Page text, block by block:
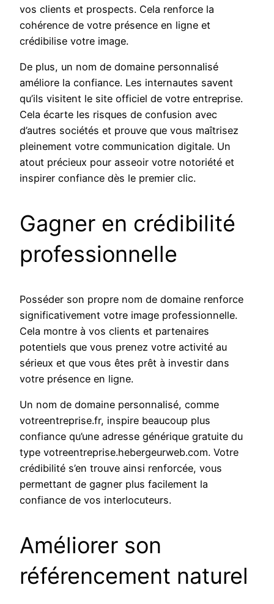
vos clients et prospects. Cela renforce la
cohérence de votre présence en ligne et
crédibilise votre image.
De plus, un nom de domaine personnalisé
améliore la confiance. Les internautes savent
qu’ils visitent le site officiel de votre entreprise.
Cela écarte les risques de confusion avec
d’autres sociétés et prouve que vous maîtrisez
pleinement votre communication digitale. Un
atout précieux pour asseoir votre notoriété et
inspirer confiance dès le premier clic.
Gagner en crédibilité
professionnelle
Posséder son propre nom de domaine renforce
significativement votre image professionnelle.
Cela montre à vos clients et partenaires
potentiels que vous prenez votre activité au
sérieux et que vous êtes prêt à investir dans
votre présence en ligne.
Un nom de domaine personnalisé, comme
votreentreprise.fr, inspire beaucoup plus
confiance qu’une adresse générique gratuite du
type votreentreprise.hebergeurweb.com. Votre
crédibilité s’en trouve ainsi renforcée, vous
permettant de gagner plus facilement la
confiance de vos interlocuteurs.
Améliorer son
référencement naturel